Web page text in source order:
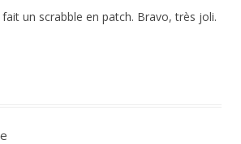
fait un scrabble en patch. Bravo, très joli.